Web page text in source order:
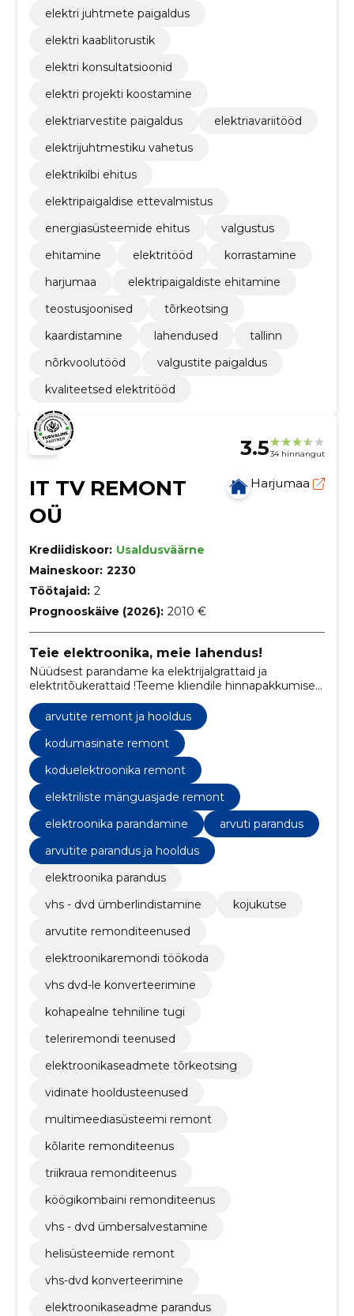
elektri juhtmete paigaldus
elektri kaablitorustik
elektri konsultatsioonid
elektri projekti koostamine
elektriarvestite paigaldus
elektriavariitööd
elektrijuhtmestiku vahetus
elektrikilbi ehitus
elektripaigaldise ettevalmistus
energiasüsteemide ehitus
valgustus
ehitamine
elektritööd
korrastamine
harjumaa
elektripaigaldiste ehitamine
teostusjoonised
tõrkeotsing
kaardistamine
lahendused
tallinn
nõrkvoolutööd
valgustite paigaldus
kvaliteetsed elektritööd
3.534 hinnangut
IT TV REMONT
OÜ
Harjumaa
Krediidiskoor: Usaldusväärne
Maineskoor: 2230
Töötajaid: 2
Prognooskäive (2026): 2010 €
Teie elektroonika, meie lahendus!
Nüüdsest parandame ka elektrijalgrattaid ja
elektritõukerattaid !Teeme kliendile hinnapakkumise
remonttöödele.
arvutite remont ja hooldus
kodumasinate remont
koduelektroonika remont
elektriliste mänguasjade remont
elektroonika parandamine
arvuti parandus
arvutite parandus ja hooldus
elektroonika parandus
vhs - dvd ümberlindistamine
kojukutse
arvutite remonditeenused
elektroonikaremondi töökoda
vhs dvd-le konverteerimine
kohapealne tehniline tugi
teleriremondi teenused
elektroonikaseadmete tõrkeotsing
vidinate hooldusteenused
multimeediasüsteemi remont
kõlarite remonditeenus
triikraua remonditeenus
köögikombaini remonditeenus
vhs - dvd ümbersalvestamine
helisüsteemide remont
vhs-dvd konverteerimine
elektroonikaseadme parandus